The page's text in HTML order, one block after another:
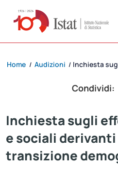
Home / Audizioni / Inchiesta
Condividi:
Inchiesta sugli
e sociali
transizione